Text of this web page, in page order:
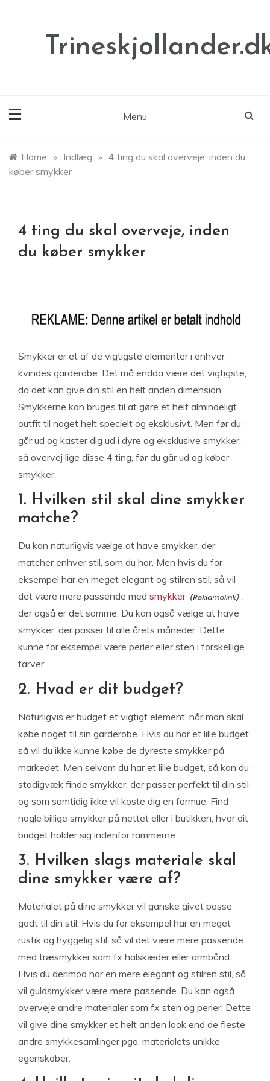
Menu
Home » Indlæg » 4 ting du skal overveje, inden du
køber smykker
4 ting du skal overveje, inden
du køber smykker
Smykker er et af de vigtigste elementer i enhver
kvindes garderobe. Det må endda være det vigtigste,
da det kan give din stil en helt anden dimension.
Smykkerne kan bruges til at gøre et helt almindeligt
outfit til noget helt specielt og eksklusivt. Men før du
går ud og kaster dig ud i dyre og eksklusive smykker,
så overvej lige disse 4 ting, før du går ud og køber
smykker.
1. Hvilken stil skal dine smykker
matche?
Du kan naturligvis vælge at have smykker, der
matcher enhver stil, som du har. Men hvis du for
eksempel har en meget elegant og stilren stil, så vil
det være mere passende med smykker
,
der også er det samme. Du kan også vælge at have
smykker, der passer til alle årets måneder. Dette
kunne for eksempel være perler eller sten i forskellige
farver.
2. Hvad er dit budget?
Naturligvis er budget et vigtigt element, når man skal
købe noget til sin garderobe. Hvis du har et lille budget,
så vil du ikke kunne købe de dyreste smykker på
markedet. Men selvom du har et lille budget, så kan du
stadigvæk finde smykker, der passer perfekt til din stil
og som samtidig ikke vil koste dig en formue. Find
nogle billige smykker på nettet eller i butikken, hvor dit
budget holder sig indenfor rammerne.
3. Hvilken slags materiale skal
dine smykker være af?
Materialet på dine smykker vil ganske givet passe
godt til din stil. Hvis du for eksempel har en meget
rustik og hyggelig stil, så vil det være mere passende
med træsmykker som fx halskæder eller armbånd.
Hvis du derimod har en mere elegant og stilren stil, så
vil guldsmykker være mere passende. Du kan også
overveje andre materialer som fx sten og perler. Dette
vil give dine smykker et helt anden look end de fleste
andre smykkesamlinger pga. materialets unikke
egenskaber.